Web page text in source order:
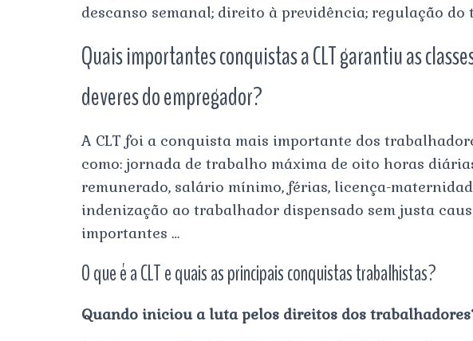
descanso semanal; direito à previdência; regulação
Quais importantes conquistas a CLT garantiu as
deveres do empregador?
A CLT foi a conquista mais importante dos
como: jornada de trabalho máxima de oito horas
remunerado, salário mínimo, férias, licença-
indenização ao trabalhador dispensado sem justa
importantes …
O que é a CLT e quais as principais conquistas trabalhistas?
Quando iniciou a luta pelos direitos dos